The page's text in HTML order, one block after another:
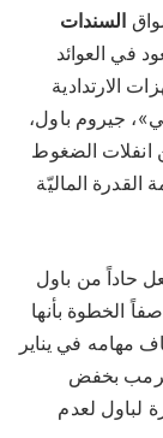
السندات
في العوائد
الارتدادية
جيروم باول،
انفلات الضغوط
الماليّة
حاداً من باول
الخطوة بأنها
مهامه في يناير
ترمب بخفض
لباول لعدم